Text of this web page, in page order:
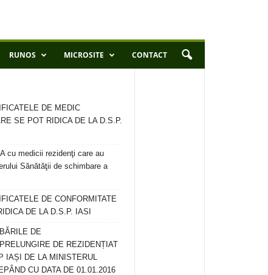
RUNOS MICROSITE CONTACT
DE MEDIC
SE POT RIDICA DE LA D.S.P.
cu medicii rezidenţi care au
Sănătăţii de schimbare a
DE CONFORMITATE
DE LA D.S.P. IASI
DE
DE REZIDENȚIAT
IAȘI DE LA MINISTERUL
CU DATA DE 01.01.2016